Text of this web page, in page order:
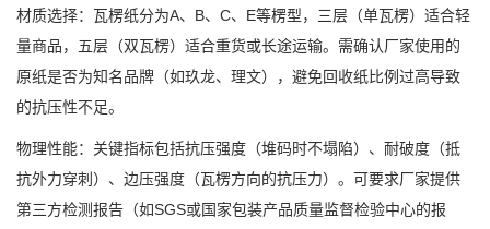
材质选择：瓦楞纸分为A、B、C、E等楞型，三层（单瓦楞）适合轻
量商品，五层（双瓦楞）适合重货或长途运输。需确认厂家使用的
原纸是否为知名品牌（如玖龙、理文），避免回收纸比例过高导致
的抗压性不足。
物理性能：关键指标包括抗压强度（堆码时不塌陷）、耐破度（抵
抗外力穿刺）、边压强度（瓦楞方向的抗压力）。可要求厂家提供
第三方检测报告（如SGS或国家包装产品质量监督检验中心的报